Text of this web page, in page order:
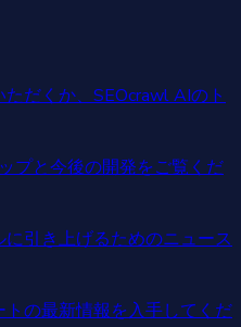
だくか、SEOcrawl AIのト
プと今後の開発をご覧くだ
引き上げるためのニュース
の最新情報を入手してくだ